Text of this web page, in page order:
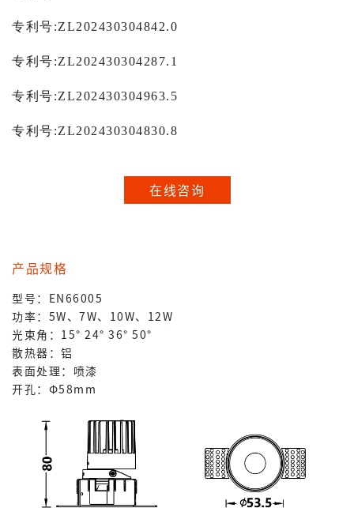
专利号:ZL202430304842.0
专利号:ZL202430304287.1
专利号:ZL202430304963.5
专利号:ZL202430304830.8
在线咨询
产品规格
型号：EN66005
功率：5W、7W、10W、12W
光束角：15° 24° 36° 50°
散热器：铝
表面处理：喷漆
开孔：Φ58mm